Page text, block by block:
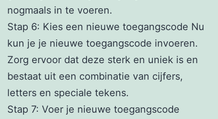
nogmaals in te voeren.
Stap 6: Kies een nieuwe toegangscode Nu
kun je je nieuwe toegangscode invoeren.
Zorg ervoor dat deze sterk en uniek is en
bestaat uit een combinatie van cijfers,
letters en speciale tekens.
Stap 7: Voer je nieuwe toegangscode